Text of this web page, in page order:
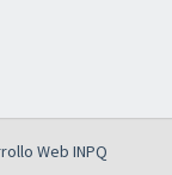
Web INPQ